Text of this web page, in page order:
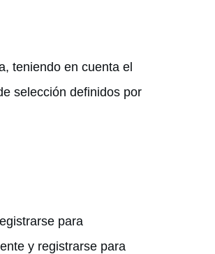
teniendo en cuenta el
selección definidos por
para
y registrarse para